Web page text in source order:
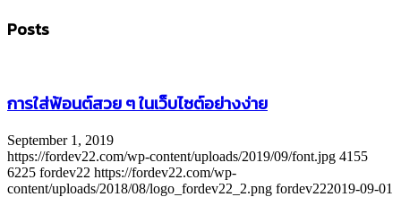
Posts
การใส่ฟ้อนต์สวย ๆ ในเว็บไซต์อย่างง่าย
September 1, 2019
https://fordev22.com/wp-content/uploads/2019/09/font.jpg 4155
6225 fordev22 https://fordev22.com/wp-
content/uploads/2018/08/logo_fordev22_2.png fordev222019-09-01